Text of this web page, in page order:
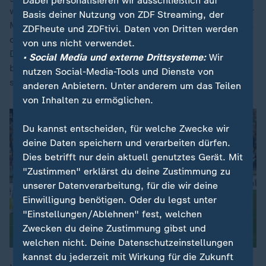
wäre man mit dem Pokalsieg, dem ersten Titel seit der
Meisterschaft 2007, für die Europa League qualifiziert,
die der VfB mit Platz neun in der Liga verfehlt hat.
Dass der VfB damit unter seinen eigenen Erwartungen
blieb, ist klar und wird von den Verantwortlichen auch
so gesagt.
Basis deiner Nutzung von ZDF Streaming, der
ZDFheute und ZDFtivi. Daten von Dritten werden
von uns nicht verwendet.
• Social Media und externe Drittsysteme:Wir
nutzen Social-Media-Tools und Dienste von
anderen Anbietern. Unter anderem um das Teilen
von Inhalten zu ermöglichen.
Du kannst entscheiden, für welche Zwecke wir
deine Daten speichern und verarbeiten dürfen.
Dies betrifft nur dein aktuell genutztes Gerät. Mit
"Zustimmen" erklärst du deine Zustimmung zu
unserer Datenverarbeitung, für die wir deine
Einwilligung benötigen. Oder du legst unter
"Einstellungen/Ablehnen" fest, welchen
Zwecken du deine Zustimmung gibst und
welchen nicht. Deine Datenschutzeinstellungen
kannst du jederzeit mit Wirkung für die Zukunft